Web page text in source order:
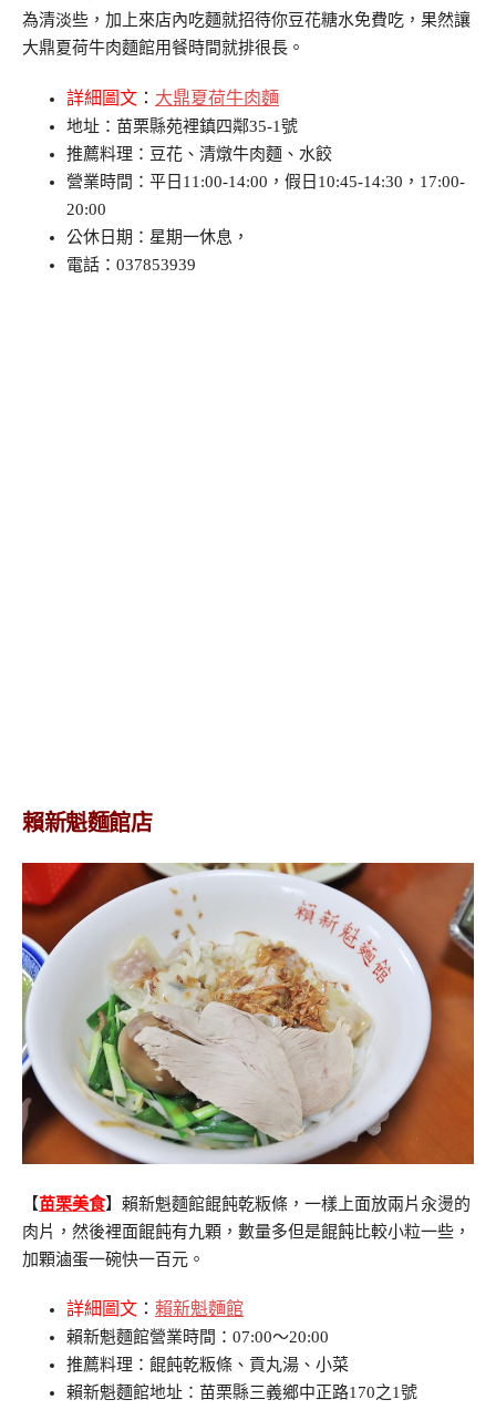
為清淡些，加上來店內吃麵就招待你豆花糖水免費吃，果然讓
大鼎夏荷牛肉麵館用餐時間就排很長。
詳細圖文 ： 大鼎夏荷牛肉麵
地址：苗栗縣苑裡鎮四鄰35-1號
推薦料理：豆花、清燉牛肉麵、水餃
營業時間：平日11:00-14:00，假日10:45-14:30，17:00-
20:00
公休日期：星期一休息，
電話：037853939
賴新魁麵館店
【苗栗美食】賴新魁麵館餛飩乾粄條，一樣上面放兩片汆燙的
肉片，然後裡面餛飩有九顆，數量多但是餛飩比較小粒一些，
加顆滷蛋一碗快一百元。
詳細圖文 ： 賴新魁麵館
賴新魁麵館營業時間：07:00～20:00
推薦料理：餛飩乾粄條、貢丸湯、小菜
賴新魁麵館地址：苗栗縣三義鄉中正路170之1號